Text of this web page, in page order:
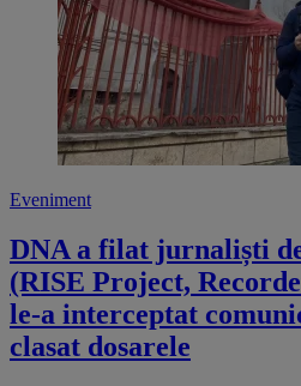
Eveniment
DNA a filat jurnaliști
(RISE Project,
le-a interceptat
clasat dosarele